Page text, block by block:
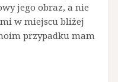
jego obraz, a nie
w miejscu bliżej
przypadku mam